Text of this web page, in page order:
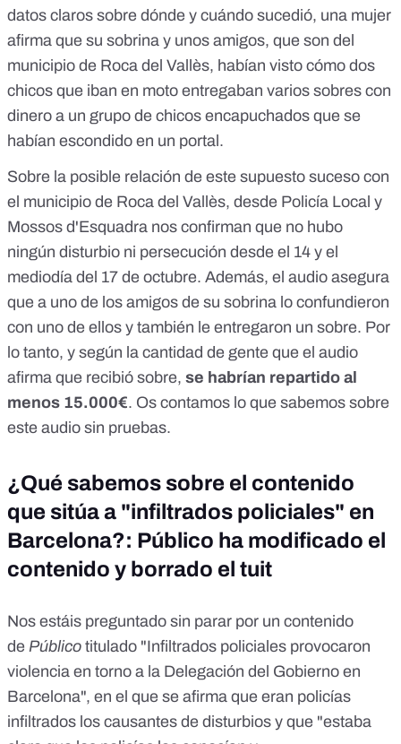
datos claros sobre dónde y cuándo sucedió, una mujer
afirma que su sobrina y unos amigos, que son del
municipio de Roca del Vallès, habían visto cómo dos
chicos que iban en moto entregaban varios sobres con
dinero a un grupo de chicos encapuchados que se
habían escondido en un portal.
Sobre la posible relación de este supuesto suceso con
el municipio de Roca del Vallès, desde Policía Local y
Mossos d'Esquadra nos confirman que no hubo
ningún disturbio ni persecución desde el 14 y el
mediodía del 17 de octubre. Además, el audio asegura
que a uno de los amigos de su sobrina lo confundieron
con uno de ellos y también le entregaron un sobre. Por
lo tanto, y según la cantidad de gente que el audio
afirma que recibió sobre, se habrían repartido al
menos 15.000€. Os contamos lo que sabemos sobre
este audio sin pruebas.
¿Qué sabemos sobre el contenido
que sitúa a "infiltrados policiales" en
Barcelona?: Público ha modificado el
contenido y borrado el tuit
Nos estáis preguntado sin parar por un contenido
de Público titulado "Infiltrados policiales provocaron
violencia en torno a la Delegación del Gobierno en
Barcelona", en el que se afirma que eran policías
infiltrados los causantes de disturbios y que "estaba